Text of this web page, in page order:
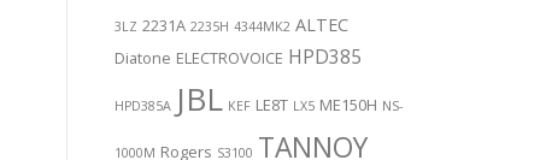
3LZ 2231A 2235H 4344MK2 ALTEC
Diatone ELECTROVOICE HPD385
HPD385A JBL KEF LE8T LX5 ME150H NS-
1000M Rogers S3100 TANNOY